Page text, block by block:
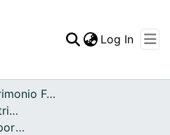
Log In
Archivo del Patrimonio Fotográfico y Fílmico del Valle del Cauca
Fondo Archivo del Patrimonio Fotográfico y Fílmico del Valle del Cauca
La Educación y el Deporte